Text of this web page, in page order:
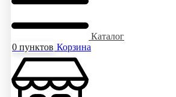
Каталог
0 пунктов Корзина